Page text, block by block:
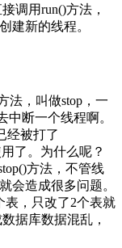
调用run()方法，
建新的线程。
法，叫做stop，一
中断一个线程啊。
经被打了
了。为什么呢？
方法，不管线
会造成很多问题。
表，只改了2个表就
据库数据混乱，